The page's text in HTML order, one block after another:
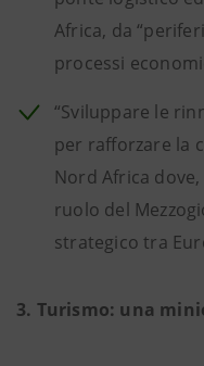
Africa, da
processi
“Sviluppare le
per rafforzare la
Nord Africa
ruolo del
strategico tra
3. Turismo: una